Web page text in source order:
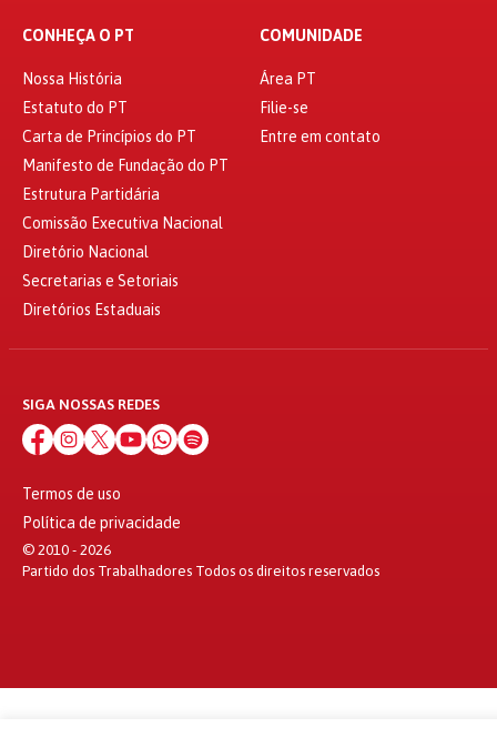
CONHEÇA O PT
Nossa História
Estatuto do PT
Carta de Princípios do PT
Manifesto de Fundação do PT
Estrutura Partidária
Comissão Executiva Nacional
Diretório Nacional
Secretarias e Setoriais
Diretórios Estaduais
COMUNIDADE
Área PT
Filie-se
Entre em contato
SIGA NOSSAS REDES
Termos de uso
Política de privacidade
© 2010 - 2026
Partido dos Trabalhadores Todos os direitos reservados